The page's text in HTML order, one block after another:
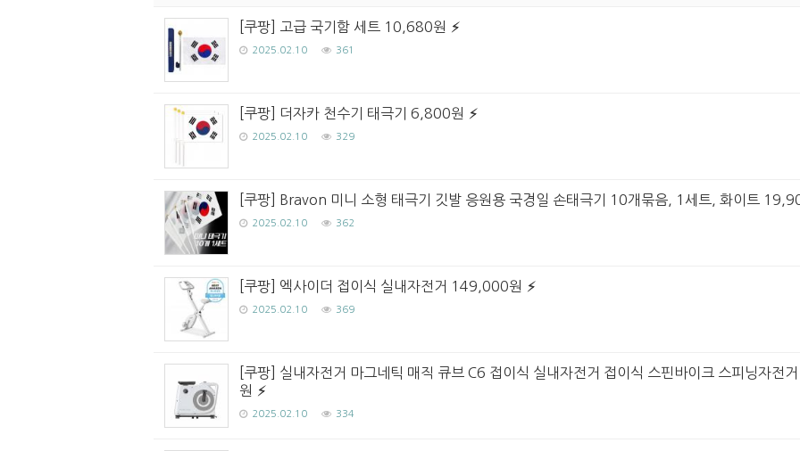
[쿠팡] 고급 국기함 세트 10,680원
2025.02.10 361
[쿠팡] 더자카 천수기 태극기 6,800원
2025.02.10 329
[쿠팡] Bravon 미니 소형 태극기 깃발 응원용 국경일 손태극기 10개묶음, 1세트, 화이트
2025.02.10 362
[쿠팡] 엑사이더 접이식 실내자전거 149,000원
2025.02.10 369
[쿠팡] 실내자전거 마그네틱 매직 큐브 C6 접이식 실내자전거 접이식 스핀바이크 스피닝자
원
2025.02.10 334